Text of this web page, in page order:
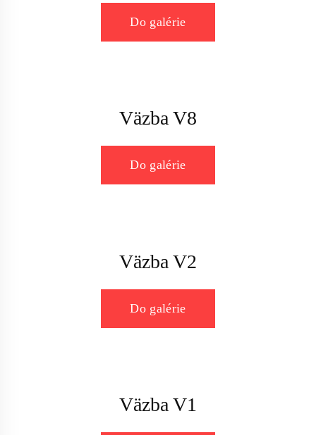
Do galérie
Väzba V8
Do galérie
Väzba V2
Do galérie
Väzba V1